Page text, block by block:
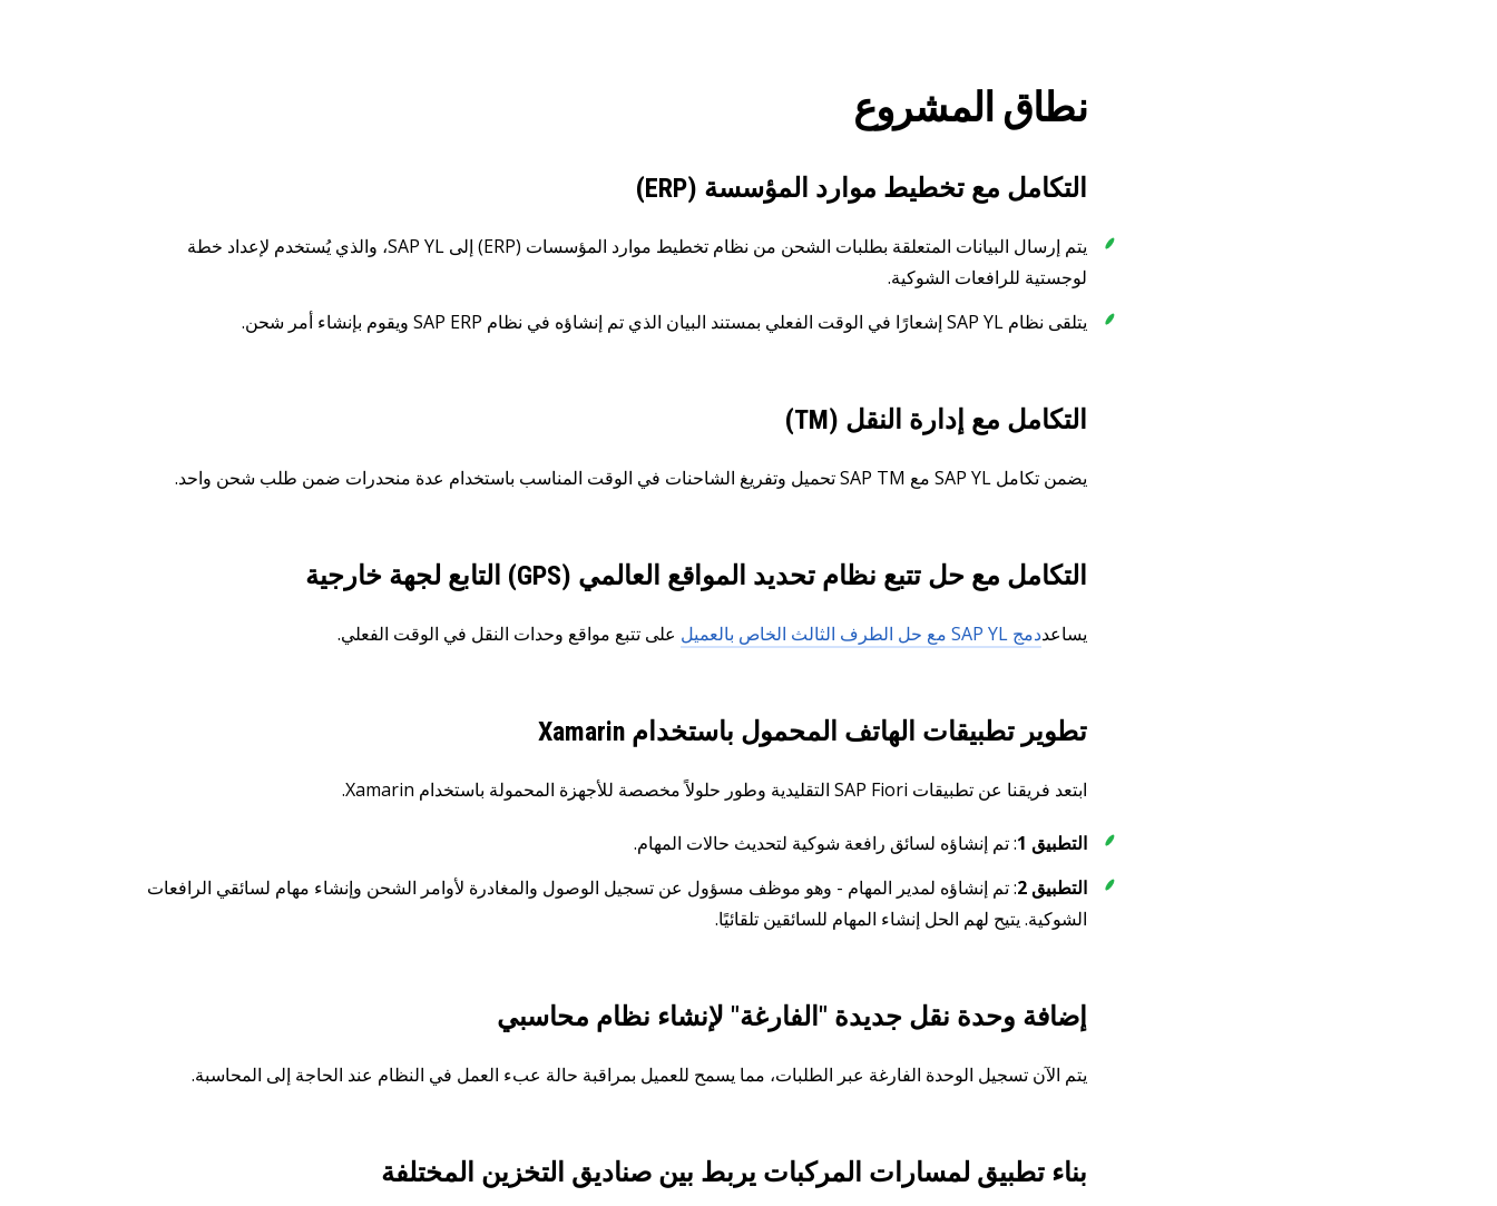
نطاق المشروع
التكامل مع تخطيط موارد المؤسسة (ERP)
يتم إرسال البيانات المتعلقة بطلبات الشحن من نظام تخطيط موارد المؤسسات (ERP) إلى SAP YL، والذي يُستخدم لإعداد خطة
لوجستية للرافعات الشوكية.
يتلقى نظام SAP YL إشعارًا في الوقت الفعلي بمستند البيان الذي تم إنشاؤه في نظام SAP ERP ويقوم بإنشاء أمر شحن.
التكامل مع إدارة النقل (TM)
يضمن تكامل SAP YL مع SAP TM تحميل وتفريغ الشاحنات في الوقت المناسب باستخدام عدة منحدرات ضمن طلب شحن واحد.
التكامل مع حل تتبع نظام تحديد المواقع العالمي (GPS) التابع لجهة خارجية
يساعددمج SAP YL مع حل الطرف الثالث الخاص بالعميل على تتبع مواقع وحدات النقل في الوقت الفعلي.
تطوير تطبيقات الهاتف المحمول باستخدام Xamarin
ابتعد فريقنا عن تطبيقات SAP Fiori التقليدية وطور حلولاً مخصصة للأجهزة المحمولة باستخدام Xamarin.
التطبيق 1
: تم إنشاؤه لسائق رافعة شوكية لتحديث حالات المهام.
التطبيق 2
: تم إنشاؤه لمدير المهام - وهو موظف مسؤول عن تسجيل الوصول والمغادرة لأوامر الشحن وإنشاء مهام لسائقي الرافعات
الشوكية. يتيح لهم الحل إنشاء المهام للسائقين تلقائيًا.
إضافة وحدة نقل جديدة "الفارغة" لإنشاء نظام محاسبي
يتم الآن تسجيل الوحدة الفارغة عبر الطلبات، مما يسمح للعميل بمراقبة حالة عبء العمل في النظام عند الحاجة إلى المحاسبة.
بناء تطبيق لمسارات المركبات يربط بين صناديق التخزين المختلفة